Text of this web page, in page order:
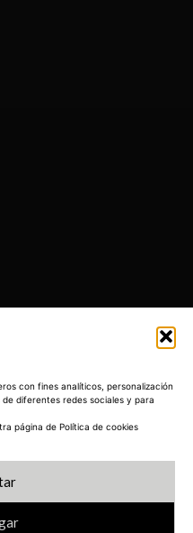
con fines analíticos, personalización
diferentes redes sociales y para
página de Política de cookies